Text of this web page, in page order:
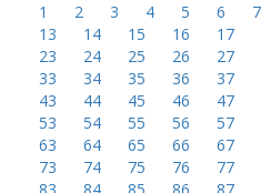
1 2 3 4 5 6 7
13
14 15 16 17
23
24 25 26 27
33
34 35 36 37
43
44 45 46 47
53
54 55 56 57
63
64 65 66 67
73
74 75 76 77